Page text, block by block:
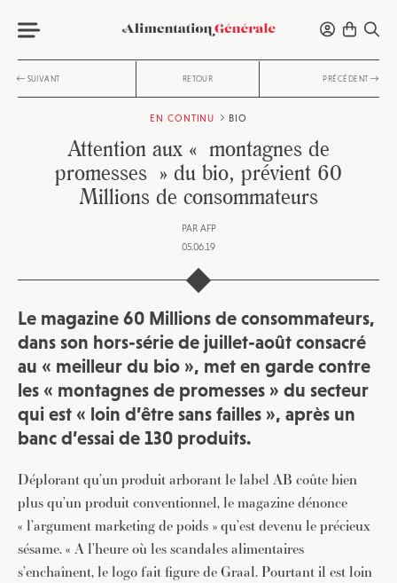
SUIVANT RETOUR PRÉCÉDENT
EN CONTINU BIO
Attention aux « montagnes de
promesses » du bio, prévient 60
Millions de consommateurs
PAR AFP
05.06.19
Le magazine 60 Millions de consommateurs,
dans son hors-série de juillet-août consacré
au « meilleur du bio », met en garde contre
les « montagnes de promesses » du secteur
qui est « loin d’être sans failles », après un
banc d’essai de 130 produits.
Déplorant qu’un produit arborant le label AB coûte bien
plus qu’un produit conventionnel, le magazine dénonce
« l’argument marketing de poids » qu’est devenu le précieux
sésame. « A l’heure où les scandales alimentaires
s’enchaînent, le logo fait figure de Graal. Pourtant il est loin